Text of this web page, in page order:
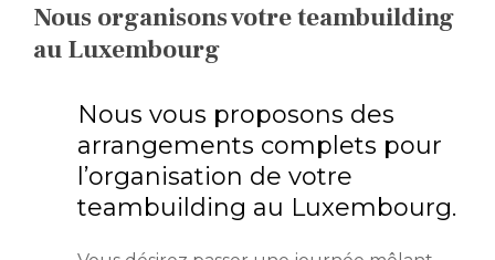
Nous organisons votre teambuilding
au Luxembourg
Nous vous proposons des
arrangements complets pour
l’organisation de votre
teambuilding au Luxembourg.